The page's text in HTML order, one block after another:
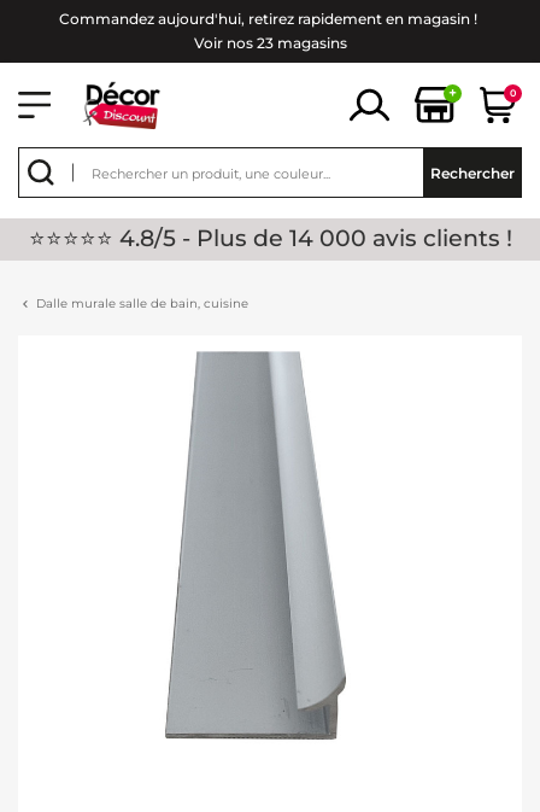
Commandez aujourd'hui, retirez rapidement en magasin !
Voir nos 23 magasins
+ 0
Rechercher
⭐⭐⭐⭐⭐ 4.8/5 - Plus de 14 000 avis clients !
Dalle murale salle de bain, cuisine